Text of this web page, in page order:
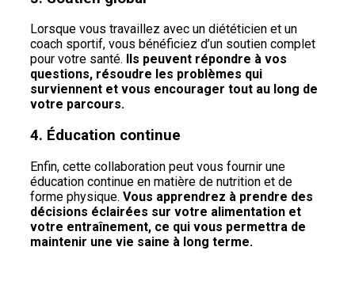
Lorsque vous travaillez avec un diététicien et un
coach sportif, vous bénéficiez d’un soutien complet
pour votre santé.
Ils peuvent répondre à vos
questions, résoudre les problèmes qui
surviennent et vous encourager tout au long de
votre parcours.
4. Éducation continue
Enfin, cette collaboration peut vous fournir une
éducation continue en matière de nutrition et de
forme physique. Vous apprendrez à prendre des
décisions éclairées sur votre alimentation et
votre entraînement, ce qui vous permettra de
maintenir une vie saine à long terme.